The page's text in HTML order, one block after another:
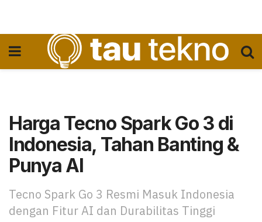
Harga Tecno Spark Go 3 di
Indonesia, Tahan Banting &
Punya AI
Tecno Spark Go 3 Resmi Masuk Indonesia
dengan Fitur AI dan Durabilitas Tinggi